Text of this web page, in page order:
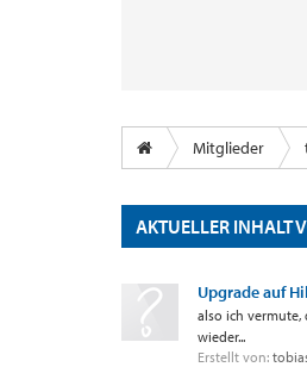
Mitglieder
AKTUELLER INHALT
Upgrade auf
also ich vermute,
wieder...
Erstellt von: